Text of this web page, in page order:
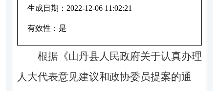
生成日期： 2022-12-06 11:02:21
有效性： 是
根据《山丹县人民政府关于认真办理
人大代表意见建议和政协委员提案的通